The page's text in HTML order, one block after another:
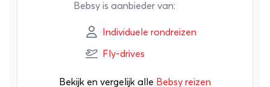
reizen heeft Bebsy de ideale rondreis voor je
samengesteld. Hierdoor geniet je zorgeloos
van een onvergetelijke reiservaring.
Bebsy is aanbieder van:
Individuele rondreizen
Fly-drives
Bekijk en vergelijk alle Bebsy reizen